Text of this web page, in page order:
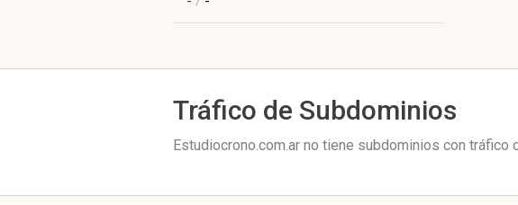
Tráfico de Subdominios
Estudiocrono.com.ar no tiene subdominios con tráfico